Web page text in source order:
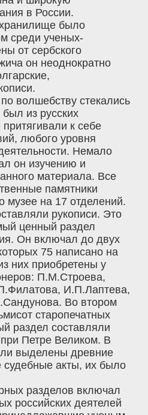
в России.
было
среди ученых-
от сербского
он неоднократно
волшебству стекались
из русских
к себе
любого уровня
Немало
он изучению и
материала. Все
памятники
музее на 17 отделений.
рукописи. Это
ценный раздел
Он включал до двух
75 написано на
них приобретены у
П.М.Строева,
И.П.Лаптева,
Во втором
старопечатных
раздел составляли
Петре Великом. В
выделены древние
судебные акты, их было
разделов включал
российских деятелей